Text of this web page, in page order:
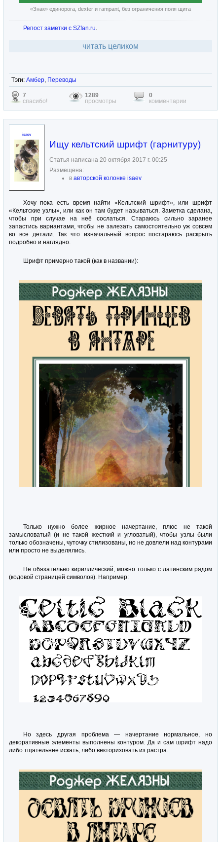
«Знак» единорога, dexter и rampant, без ограничения поля щита
Репост заметки с SZfan.ru.
читать целиком
Тэги: Амбер, Переводы
7
спасибо!
1289
просмотры
0
комментарии
isaev
Ищу кельтский шрифт (гарнитуру)
Статья написана 20 октября 2017 г. 00:25
Размещена:
в авторской колонке isaev
Хочу пока есть время найти «Кельтский шрифт», или шрифт
«Кельтские узлы», или как он там будет называться. Заметка сделана,
чтобы при случае на неё сослаться. Стараюсь сильно заранее
запастись вариантами, чтобы не залезать самостоятельно уж совсем
во все детали. Так что изначальный вопрос постараюсь раскрыть
подробно и наглядно.
Шрифт примерно такой (как в названии):
Только нужно более жирное начертание, плюс не такой
замысловатый (и не такой жесткий и угловатый), чтобы узлы были
только обозначены, чуточку стилизованы, но не довлели над контурами
или просто не выделялись.
Не обязательно кириллический, можно только с латинским рядом
(кодовой страницей символов). Например:
Но здесь другая проблема — начертание нормальное, но
декоративные элементы выполнены контуром. Да и сам шрифт надо
либо тщательнее искать, либо векторизовать из растра.